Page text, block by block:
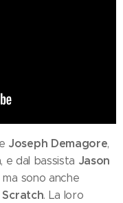
Joseph Demagore,
e dal bassista Jason
sono anche
. La loro